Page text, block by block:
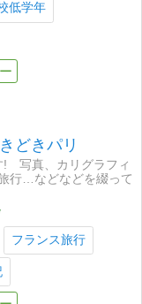
低学年
どきパリ
! 写真、カリグラフィ
行…などなどを綴って
フランス旅行